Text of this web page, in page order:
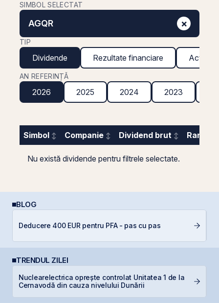
SIMBOL SELECTAT
AGQR ×
TIP
Dividende Rezultate financiare Acțiuni
AN REFERINȚĂ
2026 2025 2024 2023
Simbol Companie Dividend brut
Nu există dividende pentru filtrele selectate.
BLOG
Deducere 400 EUR pentru PFA - pas cu pas
TRENDUL ZILEI
Nuclearelectrica oprește controlat Unitatea 1 de la
Cernavodă din cauza nivelului Dunării